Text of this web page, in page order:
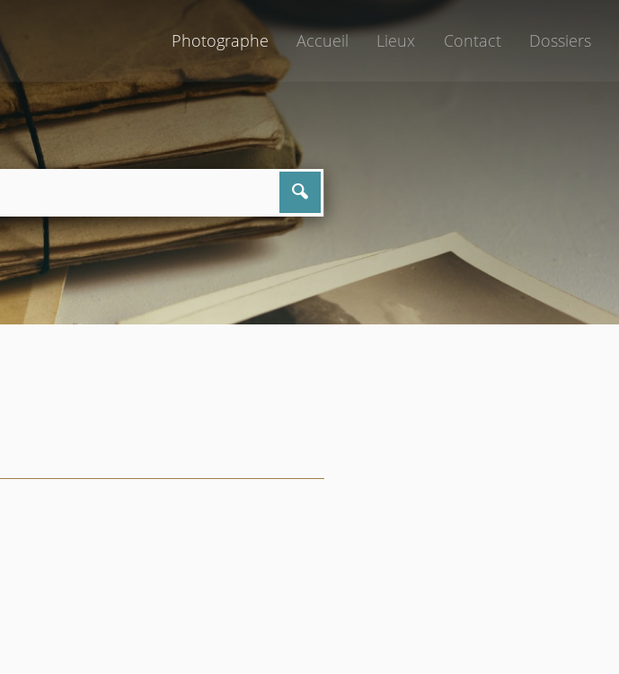
Photographe Accueil Lieux Contact Dossiers